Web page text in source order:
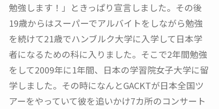
勉強します！」ときっぱり宣言しました。その後
19歳からはスーパーでアルバイトをしながら勉強
を続けて21歳でハンブルク大学に入学して日本学
者になるための科に入りました。そこで2年間勉強
をして2009年に1年間、日本の学習院女子大学に留
学しました。その時になんとGACKTが日本全国ツ
アーをやっていて彼を追いかけ7カ所のコンサート